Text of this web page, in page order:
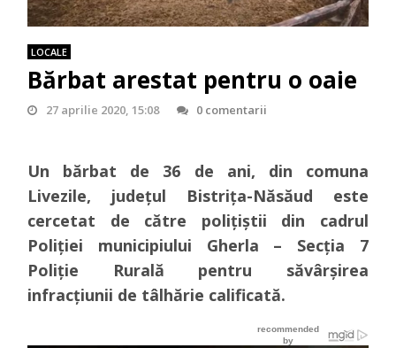
LOCALE
Bărbat arestat pentru o oaie
27 aprilie 2020, 15:08 0 comentarii
Un bărbat de 36 de ani, din comuna
Livezile, județul Bistrița-Năsăud este
cercetat de către polițiștii din cadrul
Poliției municipiului Gherla – Secția 7
Poliție Rurală pentru săvârșirea
infracțiunii de tâlhărie calificată.